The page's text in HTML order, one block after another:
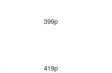
399р
419р